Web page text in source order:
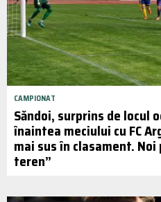
CAMPIONAT
Săndoi, surprins de locul
înaintea meciului cu FC
mai sus în clasament.
teren”